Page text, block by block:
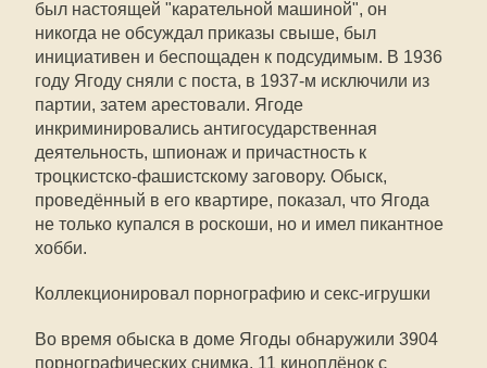
был настоящей "карательной машиной", он
никогда не обсуждал приказы свыше, был
инициативен и беспощаден к подсудимым. В 1936
году Ягоду сняли с поста, в 1937-м исключили из
партии, затем арестовали. Ягоде
инкриминировались антигосударственная
деятельность, шпионаж и причастность к
троцкистско-фашистскому заговору. Обыск,
проведённый в его квартире, показал, что Ягода
не только купался в роскоши, но и имел пикантное
хобби.
Коллекционировал порнографию и секс-игрушки
Во время обыска в доме Ягоды обнаружили 3904
порнографических снимка, 11 киноплёнок с